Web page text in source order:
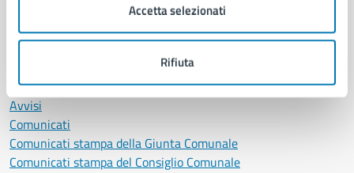
Accetta selezionati
Rifiuta
Notizie
Avvisi
Comunicati
Comunicati stampa della Giunta Comunale
Comunicati stampa del Consiglio Comunale